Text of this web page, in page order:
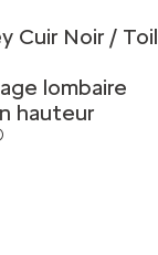
Cuir Noir /
lombaire
hauteur